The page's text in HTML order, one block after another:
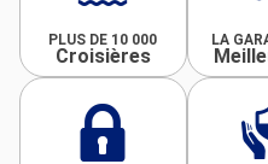
PLUS DE 10 000
Croisières
LA